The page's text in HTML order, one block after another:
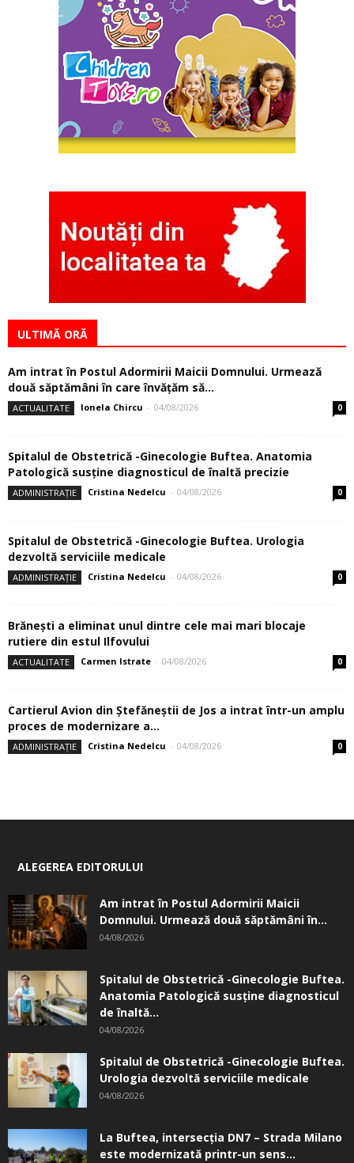
ULTIMĂ ORĂ
Am intrat în Postul Adormirii Maicii Domnului. Urmează
două săptămâni în care învăţăm să...
ACTUALITATE Ionela Chircu - 04/08/2026 0
Spitalul de Obstetrică -Ginecologie Buftea. Anatomia
Patologică susţine diagnosticul de înaltă precizie
ADMINISTRAȚIE Cristina Nedelcu - 04/08/2026 0
Spitalul de Obstetrică -Ginecologie Buftea. Urologia
dezvoltă serviciile medicale
ADMINISTRAȚIE Cristina Nedelcu - 04/08/2026 0
Brănești a eliminat unul dintre cele mai mari blocaje
rutiere din estul Ilfovului
ACTUALITATE Carmen Istrate - 04/08/2026 0
Cartierul Avion din Ştefăneştii de Jos a intrat într-un amplu
proces de modernizare a...
ADMINISTRAȚIE Cristina Nedelcu - 04/08/2026 0
ALEGEREA EDITORULUI
Am intrat în Postul Adormirii Maicii
Domnului. Urmează două săptămâni în...
04/08/2026
Spitalul de Obstetrică -Ginecologie Buftea.
Anatomia Patologică susţine diagnosticul
de înaltă...
04/08/2026
Spitalul de Obstetrică -Ginecologie Buftea.
Urologia dezvoltă serviciile medicale
04/08/2026
La Buftea, intersecţia DN7 – Strada Milano
este modernizată printr-un sens...